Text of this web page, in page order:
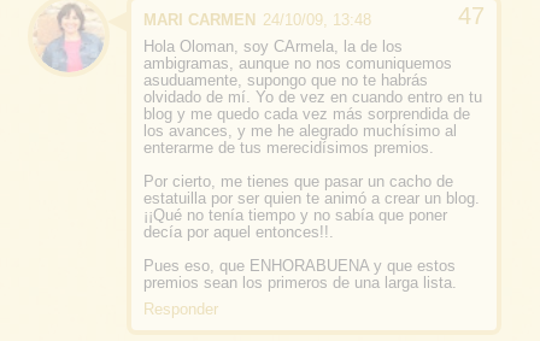
MARI CARMEN 24/10/09, 13:48
Hola Oloman, soy CArmela, la de los
ambigramas, aunque no nos comuniquemos
asuduamente, supongo que no te habrás
olvidado de mí. Yo de vez en cuando entro en tu
blog y me quedo cada vez más sorprendida de
los avances, y me he alegrado muchísimo al
enterarme de tus merecidísimos premios.
Por cierto, me tienes que pasar un cacho de
estatuilla por ser quien te animó a crear un blog.
¡¡Qué no tenía tiempo y no sabía que poner
decía por aquel entonces!!.
Pues eso, que ENHORABUENA y que estos
premios sean los primeros de una larga lista.
Responder